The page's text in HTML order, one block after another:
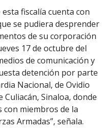
fiscalía cuenta con
se pudiera desprender
de su corporación
17 de octubre del
de comunicación y
detención por parte
Nacional, de Ovidio
Culiacán, Sinaloa, donde
miembros de la
Armadas”, señala.